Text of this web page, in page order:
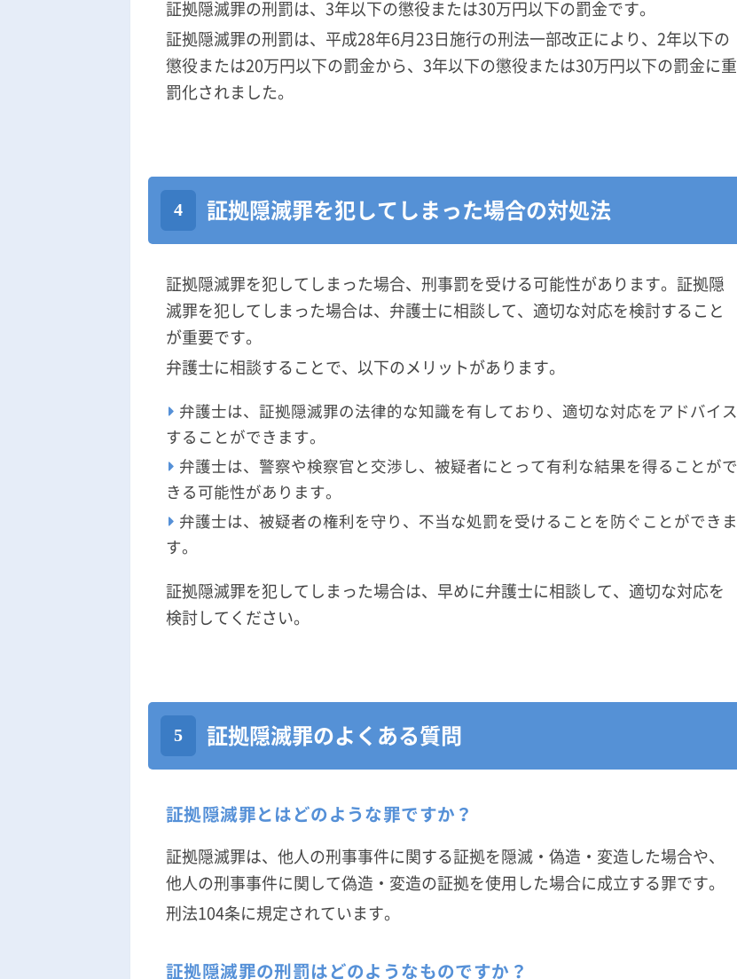
証拠隠滅罪の刑罰は、3年以下の懲役または30万円以下の罰金です。
証拠隠滅罪の刑罰は、平成28年6月23日施行の刑法一部改正により、2年以下の
懲役または20万円以下の罰金から、3年以下の懲役または30万円以下の罰金に重
罰化されました。
証拠隠滅罪を犯してしまった場合の対処法
証拠隠滅罪を犯してしまった場合、刑事罰を受ける可能性があります。証拠隠
滅罪を犯してしまった場合は、弁護士に相談して、適切な対応を検討すること
が重要です。
弁護士に相談することで、以下のメリットがあります。
弁護士は、証拠隠滅罪の法律的な知識を有しており、適切な対応をアドバイス
することができます。
弁護士は、警察や検察官と交渉し、被疑者にとって有利な結果を得ることがで
きる可能性があります。
弁護士は、被疑者の権利を守り、不当な処罰を受けることを防ぐことができま
す。
証拠隠滅罪を犯してしまった場合は、早めに弁護士に相談して、適切な対応を
検討してください。
証拠隠滅罪のよくある質問
証拠隠滅罪とはどのような罪ですか？
証拠隠滅罪は、他人の刑事事件に関する証拠を隠滅・偽造・変造した場合や、
他人の刑事事件に関して偽造・変造の証拠を使用した場合に成立する罪です。
刑法104条に規定されています。
証拠隠滅罪の刑罰はどのようなものですか？